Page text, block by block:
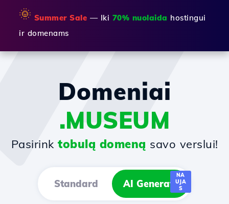
🌞 Summer Sale — Iki 70% nuolaida hostingui
ir domenams
Domeniai
.MUSEUM
Pasirink tobulą domeną savo verslui!
Standard AI Generator
NA
UJA
S